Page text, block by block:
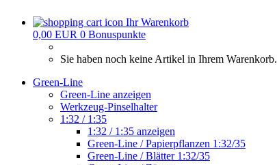
Ihr Warenkorb
0,00 EUR 0 Bonuspunkte
Sie haben noch keine Artikel in Ihrem Warenkorb.
Green-Line
Green-Line anzeigen
Werkzeug-Pinselhalter
1:32 / 1:35
1:32 / 1:35 anzeigen
Green-Line / Papierpflanzen 1:32/35
Green-Line / Blätter 1:32/35